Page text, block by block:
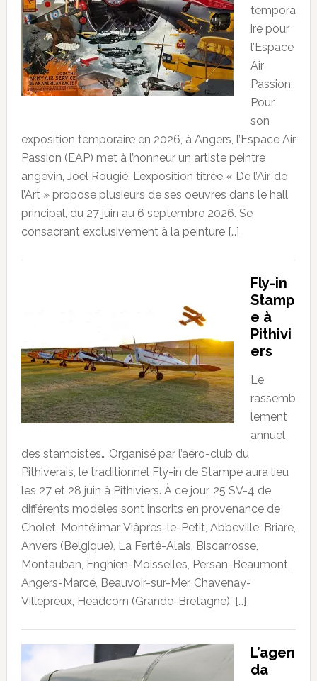
tempora
ire pour
l’Espace
Air
Passion.
Pour
son
exposition temporaire en 2026, à Angers, l’Espace Air
Passion (EAP) met à l’honneur un artiste peintre
angevin, Joël Rougié. L’exposition titrée « De l’Air, de
l’Art » propose plusieurs de ses oeuvres dans le hall
principal, du 27 juin au 6 septembre 2026. Se
consacrant exclusivement à la peinture […]
Fly-in
Stamp
e à
Pithivi
ers
Le
rassemb
lement
annuel
des stampistes… Organisé par l’aéro-club du
Pithiverais, le traditionnel Fly-in de Stampe aura lieu
les 27 et 28 juin à Pithiviers. À ce jour, 25 SV-4 de
différents modèles sont inscrits en provenance de
Cholet, Montélimar, Viâpres-le-Petit, Abbeville, Briare,
Anvers (Belgique), La Ferté-Alais, Biscarrosse,
Montauban, Enghien-Moisselles, Persan-Beaumont,
Angers-Marcé, Beauvoir-sur-Mer, Chavenay-
Villepreux, Headcorn (Grande-Bretagne), […]
L’agen
da